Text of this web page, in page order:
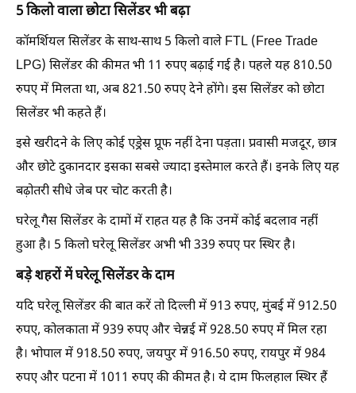
5 किलो वाला छोटा सिलेंडर भी बढ़ा
कॉमर्शियल सिलेंडर के साथ-साथ 5 किलो वाले FTL (Free Trade
LPG) सिलेंडर की कीमत भी 11 रुपए बढ़ाई गई है। पहले यह 810.50
रुपए में मिलता था, अब 821.50 रुपए देने होंगे। इस सिलेंडर को छोटा
सिलेंडर भी कहते हैं।
इसे खरीदने के लिए कोई एड्रेस प्रूफ नहीं देना पड़ता। प्रवासी मजदूर, छात्र
और छोटे दुकानदार इसका सबसे ज्यादा इस्तेमाल करते हैं। इनके लिए यह
बढ़ोतरी सीधे जेब पर चोट करती है।
घरेलू गैस सिलेंडर के दामों में राहत यह है कि उनमें कोई बदलाव नहीं
हुआ है। 5 किलो घरेलू सिलेंडर अभी भी 339 रुपए पर स्थिर है।
बड़े शहरों में घरेलू सिलेंडर के दाम
यदि घरेलू सिलेंडर की बात करें तो दिल्ली में 913 रुपए, मुंबई में 912.50
रुपए, कोलकाता में 939 रुपए और चेन्नई में 928.50 रुपए में मिल रहा
है। भोपाल में 918.50 रुपए, जयपुर में 916.50 रुपए, रायपुर में 984
रुपए और पटना में 1011 रुपए की कीमत है। ये दाम फिलहाल स्थिर हैं